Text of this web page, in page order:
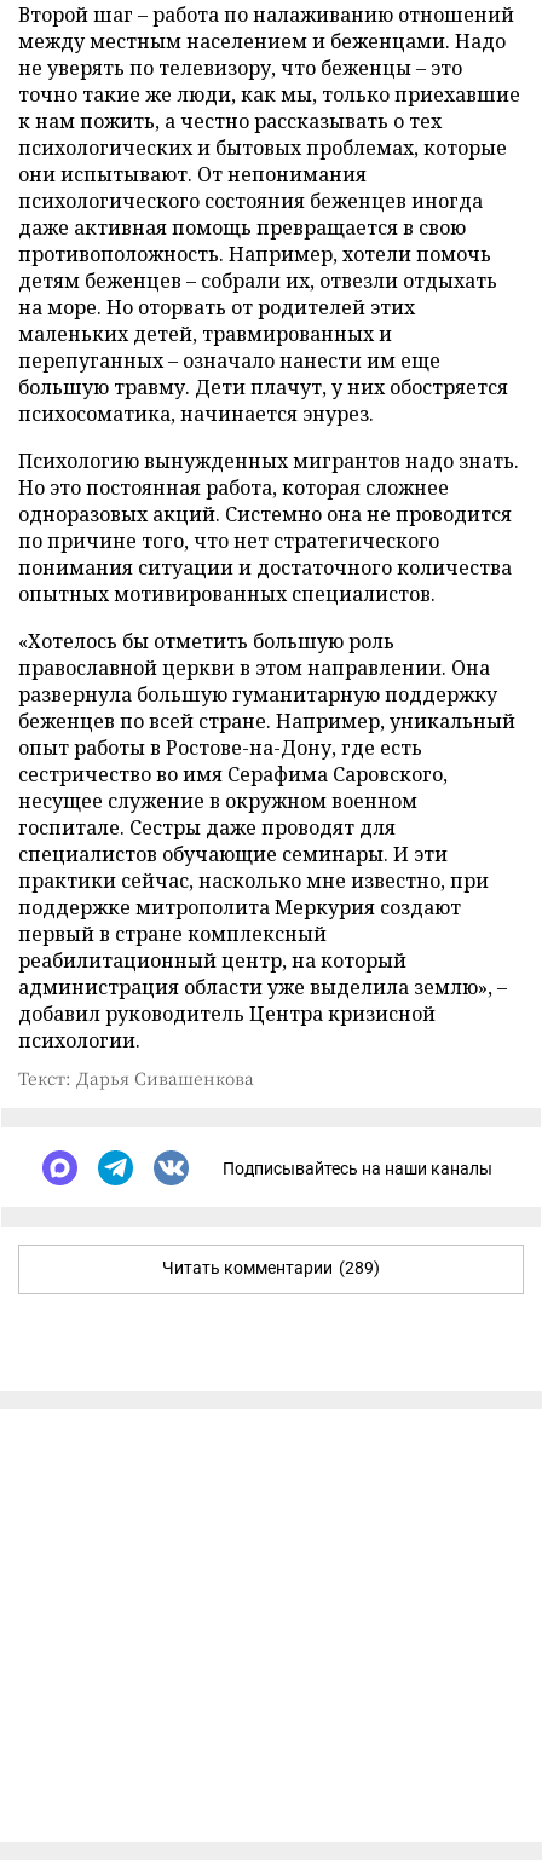
Второй шаг – работа по налаживанию отношений
между местным населением и беженцами. Надо
не уверять по телевизору, что беженцы – это
точно такие же люди, как мы, только приехавшие
к нам пожить, а честно рассказывать о тех
психологических и бытовых проблемах, которые
они испытывают. От непонимания
психологического состояния беженцев иногда
даже активная помощь превращается в свою
противоположность. Например, хотели помочь
детям беженцев – собрали их, отвезли отдыхать
на море. Но оторвать от родителей этих
маленьких детей, травмированных и
перепуганных – означало нанести им еще
большую травму. Дети плачут, у них обостряется
психосоматика, начинается энурез.
Психологию вынужденных мигрантов надо знать.
Но это постоянная работа, которая сложнее
одноразовых акций. Системно она не проводится
по причине того, что нет стратегического
понимания ситуации и достаточного количества
опытных мотивированных специалистов.
«Хотелось бы отметить большую роль
православной церкви в этом направлении. Она
развернула большую гуманитарную поддержку
беженцев по всей стране. Например, уникальный
опыт работы в Ростове-на-Дону, где есть
сестричество во имя Серафима Саровского,
несущее служение в окружном военном
госпитале. Сестры даже проводят для
специалистов обучающие семинары. И эти
практики сейчас, насколько мне известно, при
поддержке митрополита Меркурия создают
первый в стране комплексный
реабилитационный центр, на который
администрация области уже выделила землю», –
добавил руководитель Центра кризисной
психологии.
Текст: Дарья Сивашенкова
Подписывайтесь на наши каналы
Читать комментарии (289)